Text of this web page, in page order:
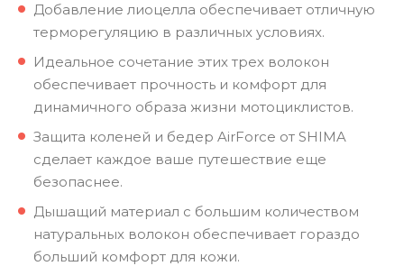
Добавление лиоцелла обеспечивает отличную
терморегуляцию в различных условиях.
Идеальное сочетание этих трех волокон
обеспечивает прочность и комфорт для
динамичного образа жизни мотоциклистов.
Защита коленей и бедер AirForce от SHIMA
сделает каждое ваше путешествие еще
безопаснее.
Дышащий материал с большим количеством
натуральных волокон обеспечивает гораздо
больший комфорт для кожи.